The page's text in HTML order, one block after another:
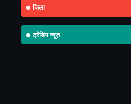
जिला
ट्रेंडिंग न्यूज़